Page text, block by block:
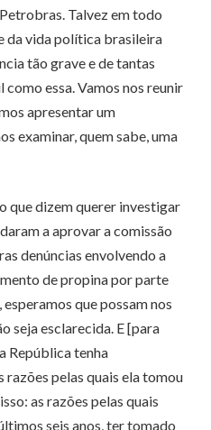
Talvez em todo
da vida política brasileira
tão grave e de tantas
essa. Vamos nos reunir
apresentar um
examinar, quem sabe, uma
que dizem querer investigar
a aprovar a comissão
denúncias envolvendo a
de propina por parte
que possam nos
seja esclarecida. E [para
República tenha
pelas quais ela tomou
as razões pelas quais
seis anos, ter tomado